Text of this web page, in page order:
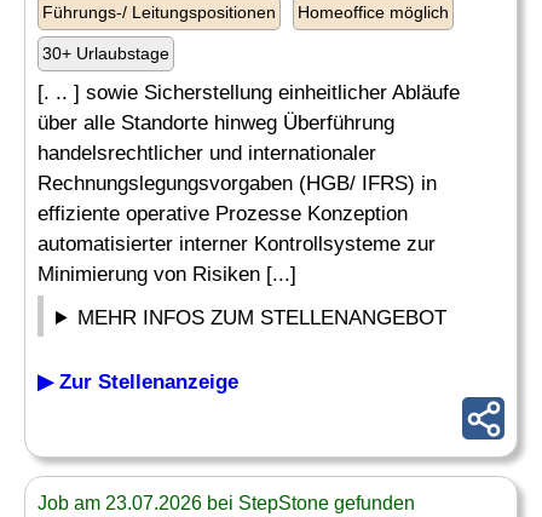
Führungs-/ Leitungspositionen Homeoffice möglich
30+ Urlaubstage
[. .. ] sowie Sicherstellung einheitlicher Abläufe
über alle Standorte hinweg Überführung
handelsrechtlicher und internationaler
Rechnungslegungsvorgaben (HGB/ IFRS) in
effiziente operative Prozesse Konzeption
automatisierter interner Kontrollsysteme zur
Minimierung von Risiken [...]
MEHR INFOS ZUM STELLENANGEBOT
▶ Zur Stellenanzeige
Job am 23.07.2026 bei StepStone gefunden